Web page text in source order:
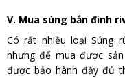
V. Mua súng bắn đinh
Có rất nhiều loại Súng
nhưng để mua được
được bảo hành đầy đủ